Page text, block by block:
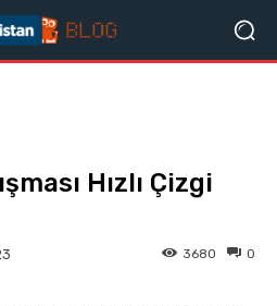
Hızlı Çizgi
0
3680